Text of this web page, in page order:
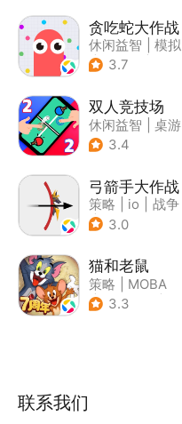
贪吃蛇大作战
休闲益智
模拟
| 贪吃蛇
3.7
双人竞技场
休闲益智 桌游
3.4
弓箭手大作战
策略 io
战争
| 非对称竞技
3.0
猫和老鼠
策略
MOBA
| 动漫改编
3.3
联系我们